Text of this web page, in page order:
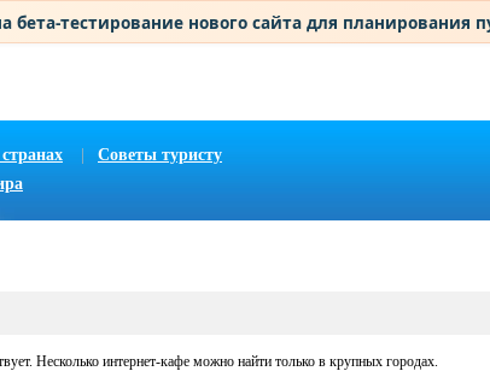
бета-тестирование нового сайта для планирования
Советы туристу
Несколько интернет-кафе можно найти только в крупных городах.